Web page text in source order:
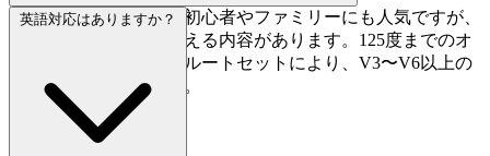
ウェルカムな雰囲気で初心者やファミリーにも人気ですが、
中級者にもしっかり応える内容があります。125度までのオ
ーバーハングとプロのルートセットにより、V3〜V6以上の
課題も充実しています。
英語対応はありますか？